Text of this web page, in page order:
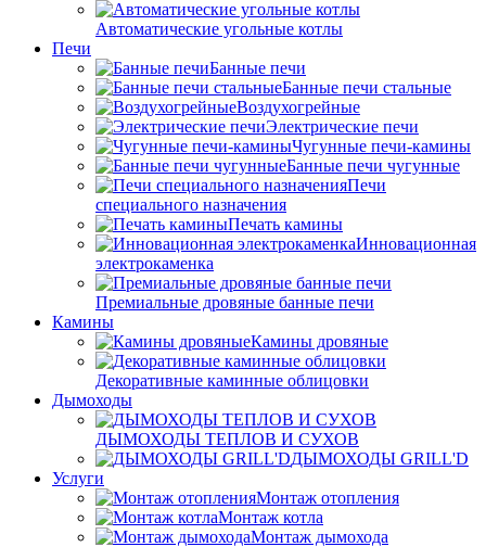
Автоматические угольные котлы
Печи
Банные печи
Банные печи стальные
Воздухогрейные
Электрические печи
Чугунные печи-камины
Банные печи чугунные
Печи
специального назначения
Печать камины
Инновационная
электрокаменка
Премиальные дровяные банные печи
Камины
Камины дровяные
Декоративные каминные облицовки
Дымоходы
ДЫМОХОДЫ ТЕПЛОВ И СУХОВ
ДЫМОХОДЫ GRILL'D
Услуги
Монтаж отопления
Монтаж котла
Монтаж дымохода